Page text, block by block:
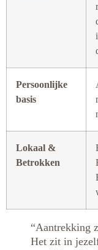
Persoonlijke
basis
Lokaal &
Betrokken
“Aantrekking
Het zit in